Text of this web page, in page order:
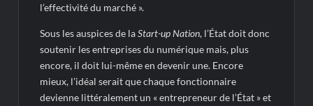
l’effectivité du marché ».
Sous les auspices de laStart-up Nation, l’État doit donc
soutenir les entreprises du numérique mais, plus
encore, il doit lui-même en devenir une. Encore
mieux, l’idéal serait que chaque fonctionnaire
devienne littéralement un « entrepreneur de l’État » et